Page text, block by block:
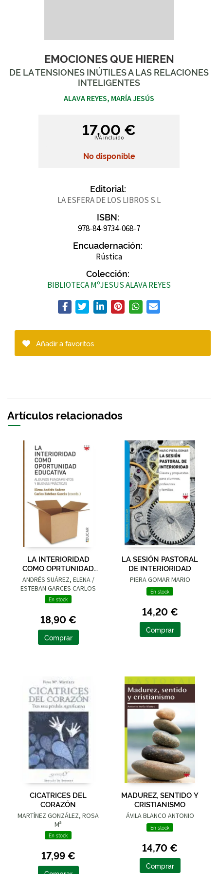
EMOCIONES QUE HIEREN
DE LA TENSIONES INÚTILES A LAS RELACIONES
INTELIGENTES
ALAVA REYES, MARÍA JESÚS
17,00 €
IVA incluido
No disponible
Editorial:
LA ESFERA DE LOS LIBROS S.L
ISBN:
978-84-9734-068-7
Encuadernación:
Rústica
Colección:
BIBLIOTECA MºJESUS ALAVA REYES
Añadir a favoritos
Artículos relacionados
LA INTERIORIDAD
COMO OPRTUNIDAD
EDUCATIVA
ANDRÉS SUÁREZ, ELENA /
ESTEBAN GARCES CARLOS
En stock
18,90 €
Comprar
LA SESIÓN PASTORAL
DE INTERIORIDAD
PIERA GOMAR MARIO
En stock
14,20 €
Comprar
CICATRICES DEL
CORAZÓN
MARTÍNEZ GONZÁLEZ, ROSA
Mª
En stock
17,99 €
MADUREZ, SENTIDO Y
CRISTIANISMO
ÁVILA BLANCO ANTONIO
En stock
14,70 €
Comprar